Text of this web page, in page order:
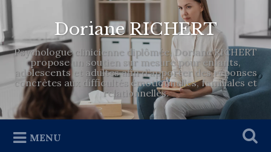
Doriane RICHERT
Psychologue clinicienne diplômée, Doriane RICHERT
propose un soutien sur mesure pour enfants,
adolescents et adultes afin d’apporter des réponses
concrètes aux difficultés émotionnelles, familiales et
relationnelles.
MENU